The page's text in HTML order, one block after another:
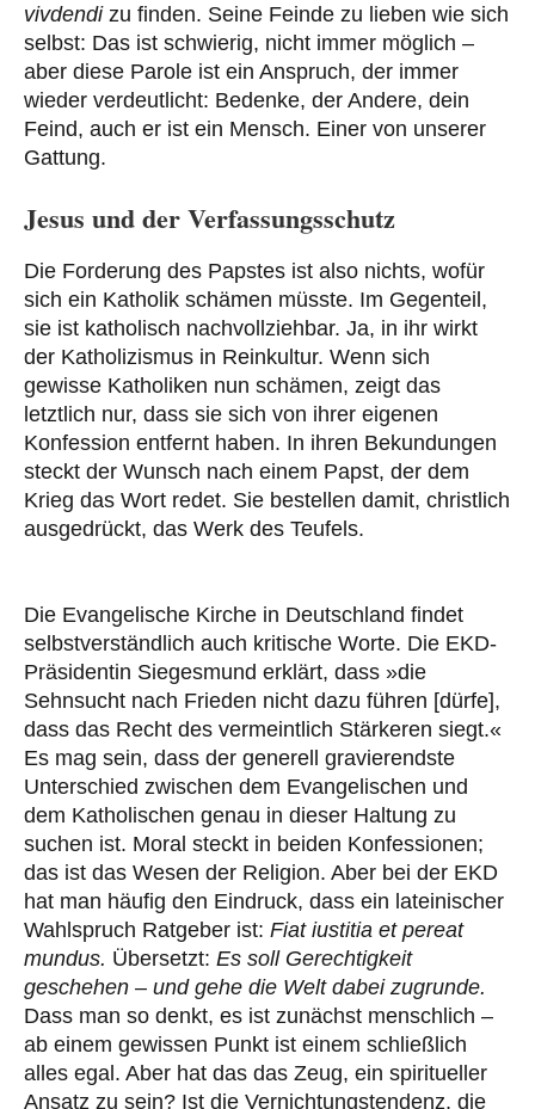
vivdendizu finden. Seine Feinde zu lieben wie sich
selbst: Das ist schwierig, nicht immer möglich –
aber diese Parole ist ein Anspruch, der immer
wieder verdeutlicht: Bedenke, der Andere, dein
Feind, auch er ist ein Mensch. Einer von unserer
Gattung.
Jesus und der Verfassungsschutz
Die Forderung des Papstes ist also nichts, wofür
sich ein Katholik schämen müsste. Im Gegenteil,
sie ist katholisch nachvollziehbar. Ja, in ihr wirkt
der Katholizismus in Reinkultur. Wenn sich
gewisse Katholiken nun schämen, zeigt das
letztlich nur, dass sie sich von ihrer eigenen
Konfession entfernt haben. In ihren Bekundungen
steckt der Wunsch nach einem Papst, der dem
Krieg das Wort redet. Sie bestellen damit, christlich
ausgedrückt, das Werk des Teufels.
Die Evangelische Kirche in Deutschland findet
selbstverständlich auch kritische Worte. Die EKD-
Präsidentin Siegesmund erklärt, dass »die
Sehnsucht nach Frieden nicht dazu führen [dürfe],
dass das Recht des vermeintlich Stärkeren siegt.«
Es mag sein, dass der generell gravierendste
Unterschied zwischen dem Evangelischen und
dem Katholischen genau in dieser Haltung zu
suchen ist. Moral steckt in beiden Konfessionen;
das ist das Wesen der Religion. Aber bei der EKD
hat man häufig den Eindruck, dass ein lateinischer
Wahlspruch Ratgeber ist: Fiat iustitia et pereat
mundus. Übersetzt: Es soll Gerechtigkeit
geschehen – und gehe die Welt dabei zugrunde.
Dass man so denkt, es ist zunächst menschlich –
ab einem gewissen Punkt ist einem schließlich
alles egal. Aber hat das das Zeug, ein spiritueller
Ansatz zu sein? Ist die Vernichtungstendenz, die